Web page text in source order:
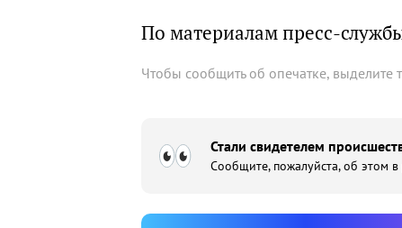
По материалам пресс-
Чтобы сообщить об опечатке, выделите
Стали свидетелем
Сообщите, пожалуйста, об этом